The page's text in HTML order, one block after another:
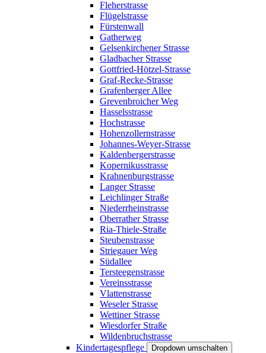
Fleherstrasse
Flügelstrasse
Fürstenwall
Gatherweg
Gelsenkirchener Strasse
Gladbacher Strasse
Gottfried-Hötzel-Strasse
Graf-Recke-Strasse
Grafenberger Allee
Grevenbroicher Weg
Hasselsstrasse
Hochstrasse
Hohenzollernstrasse
Johannes-Weyer-Strasse
Kaldenbergerstrasse
Kopernikusstrasse
Krahnenburgstrasse
Langer Strasse
Leichlinger Straße
Niederrheinstrasse
Oberrather Strasse
Ria-Thiele-Straße
Steubenstrasse
Striegauer Weg
Südallee
Tersteegenstrasse
Vereinsstrasse
Vlattenstrasse
Weseler Strasse
Wettiner Strasse
Wiesdorfer Straße
Wildenbruchstrasse
Kindertagespflege
Dropdown umschalten